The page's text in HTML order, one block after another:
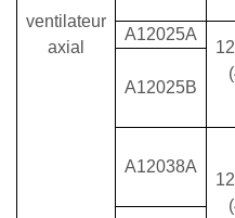
ventilateur
axial
A12025A
A12025B
A12038A